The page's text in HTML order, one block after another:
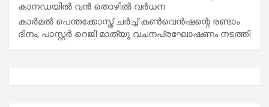
കാനഡയിൽ വൻ തൊഴിൽ വർധന
കാർമൽ പെന്തക്കോസ്ത് ചർച്ച് കൺവെൻഷന്റെ രണ്ടാം
ദിനം; പാസ്റ്റർ റെജി മാത്യു വചനപ്രഘോഷണം നടത്തി